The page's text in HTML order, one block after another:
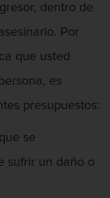
dentro de
Por
que usted
es
presupuestos:
se
sufrir un daño o
Armas de